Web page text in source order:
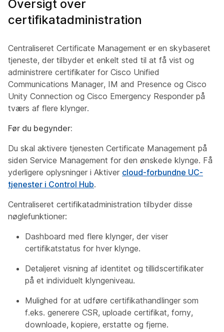
Oversigt over
certifikatadministration
Centraliseret Certificate Management er en skybaseret
tjeneste, der tilbyder et enkelt sted til at få vist og
administrere certifikater for Cisco Unified
Communications Manager, IM and Presence og Cisco
Unity Connection og Cisco Emergency Responder på
tværs af flere klynger.
Før du begynder:
Du skal aktivere tjenesten Certificate Management på
siden Service Management for den ønskede klynge. Få
yderligere oplysninger i Aktiver cloud-forbundne UC-
tjenester i Control Hub.
Centraliseret certifikatadministration tilbyder disse
nøglefunktioner:
Dashboard med flere klynger, der viser
certifikatstatus for hver klynge.
Detaljeret visning af identitet og tillidscertifikater
på et individuelt klyngeniveau.
Mulighed for at udføre certifikathandlinger som
f.eks. generere CSR, uploade certifikat, forny,
downloade, kopiere, erstatte og fjerne.